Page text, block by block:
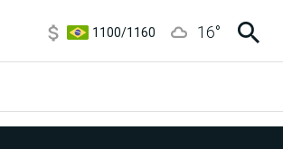
3,8/4
6850/7200
16°